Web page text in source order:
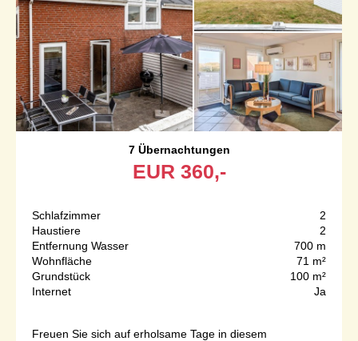
7 Übernachtungen
EUR 360,-
Schlafzimmer
2
Haustiere
2
Entfernung Wasser
700 m
Wohnfläche
71 m²
Grundstück
100 m²
Internet
Ja
Freuen Sie sich auf erholsame Tage in diesem